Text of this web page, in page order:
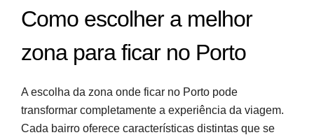
Como escolher a melhor
zona para ficar no Porto
A escolha da zona onde ficar no Porto pode
transformar completamente a experiência da viagem.
Cada bairro oferece características distintas que se